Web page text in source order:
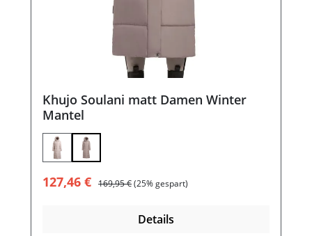
Khujo Soulani matt Damen Winter
Mantel
Verkaufspreis:
127,46 € Regulärer Preis:
169,95 €(25% gespart)
Details